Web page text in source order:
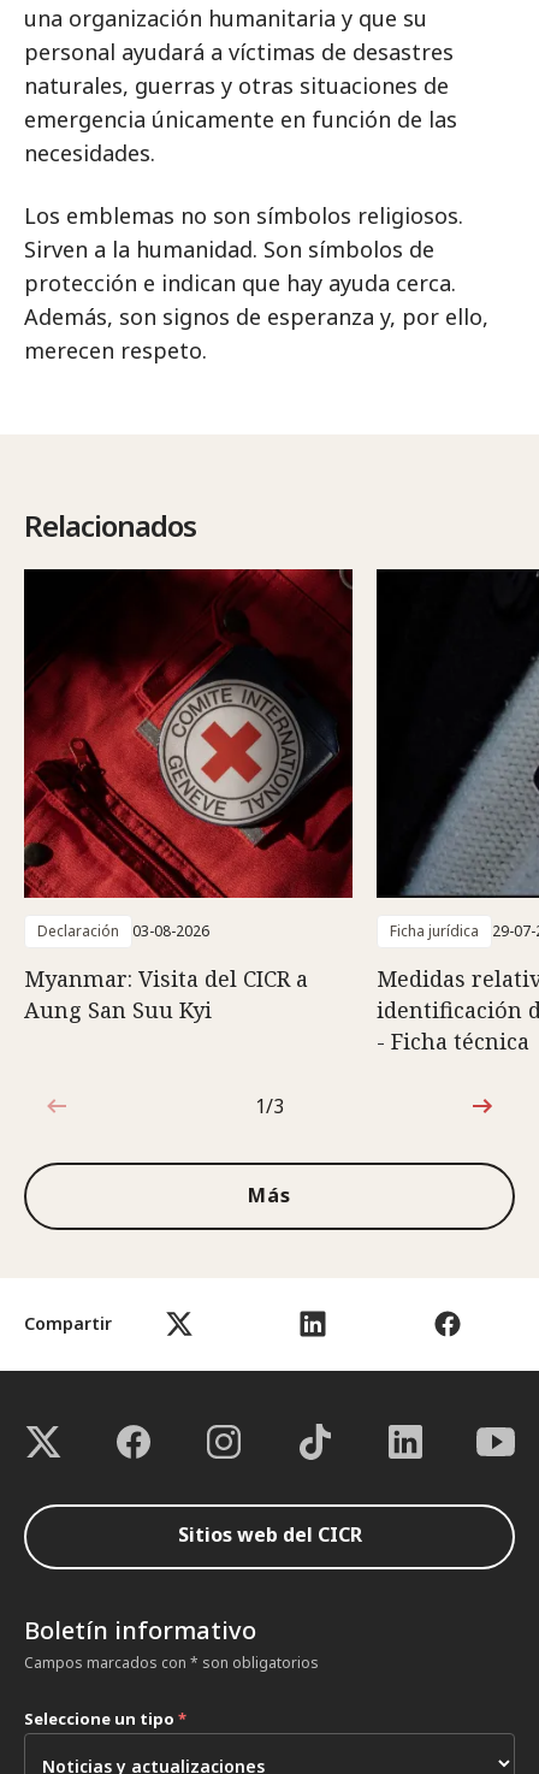
Compartir
una organización humanitaria y que su
personal ayudará a víctimas de desastres
naturales, guerras y otras situaciones de
emergencia únicamente en función de las
necesidades.
Los emblemas no son símbolos religiosos.
Sirven a la humanidad. Son símbolos de
protección e indican que hay ayuda cerca.
Además, son signos de esperanza y, por ello,
merecen respeto.
Relacionados
Declaración 03-08-2026
Myanmar: Visita del CICR a
Aung San Suu Kyi
Ficha jurídica 29-
Medidas
identificación
- Ficha técnica
1de3
1/3
Más
Sitios web del CICR
Boletín informativo
Campos marcados con * son obligatorios
Seleccione un tipo *